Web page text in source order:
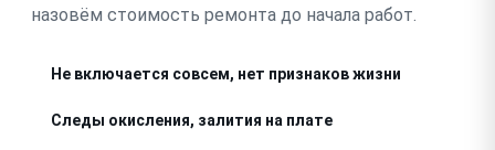
назовём стоимость ремонта до начала работ.
Не включается совсем, нет признаков жизни
Следы окисления, залития на плате